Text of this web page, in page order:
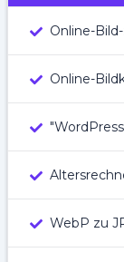
Online-
Online-
WebP zu